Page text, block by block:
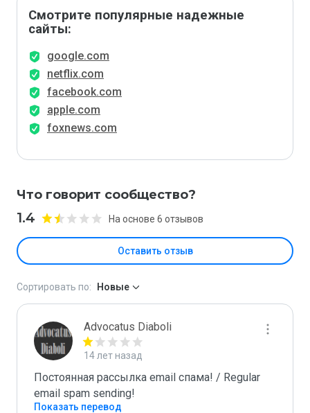
Смотрите популярные надежные
сайты:
google.com
netflix.com
facebook.com
apple.com
foxnews.com
Что говорит сообщество?
1.4 На основе 6 отзывов
Оставить отзыв
Сортировать по: Новые
Advocatus Diaboli
14 лет назад
Постоянная рассылка email спама! / Regular
email spam sending!
Показать перевод